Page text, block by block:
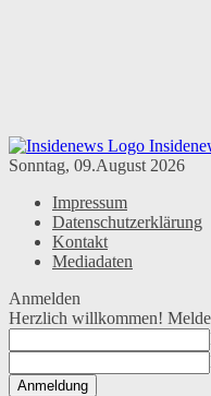
Sonntag, 09.August 2026
Impressum
Datenschutzerklärung
Kontakt
Mediadaten
Anmelden
Herzlich willkommen!